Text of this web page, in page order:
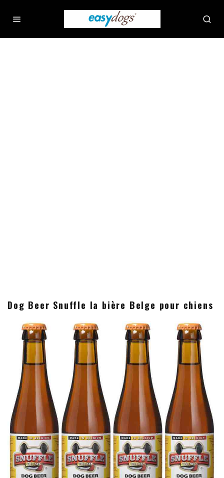
Dog Beer Snuffle la bière Belge pour chiens